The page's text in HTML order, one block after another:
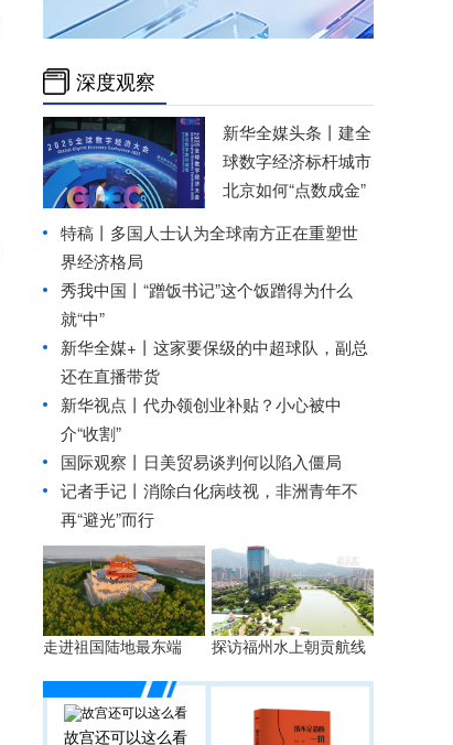
深度观察
新华全媒头条丨 建全
球数字经济标杆城市
北京如何“点数成金”
特稿丨多国人士认为全球南方正在重塑世
界经济格局
秀我中国丨 “蹭饭书记”这个饭蹭得为什么
就“中”
新华全媒+丨 这家要保级的中超球队，副总
还在直播带货
新华视点丨 代办领创业补贴？小心被中
介“收割”
国际观察丨
日美贸易谈判何以陷入僵局
记者手记丨消除白化病歧视，非洲青年不
再“避光”而行
走进祖国陆地最东端 探访福州水上朝贡航线
故宫还可以这么看